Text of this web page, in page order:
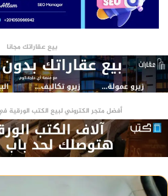
بيع عقاراتك مجانا
أفضل متجر الكتروني لبيع الكتب الورقية